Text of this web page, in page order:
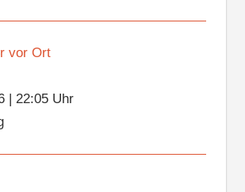
vor Ort
| 22:05 Uhr